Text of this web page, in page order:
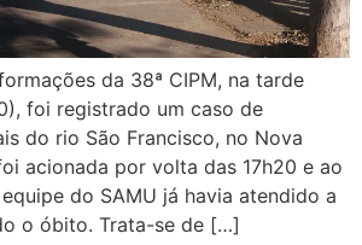
da 38ª CIPM, na tarde
foi registrado um caso de
do rio São Francisco, no Nova
acionada por volta das 17h20 e ao
do SAMU já havia atendido a
o óbito. Trata-se de […]